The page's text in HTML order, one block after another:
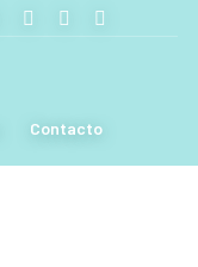
Contacto